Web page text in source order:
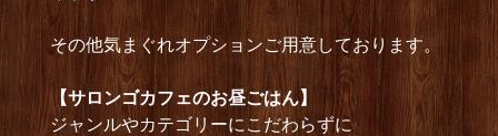
その他気まぐれオプションご用意しております。
【サロンゴカフェのお昼ごはん】
ジャンルやカテゴリーにこだわらずに